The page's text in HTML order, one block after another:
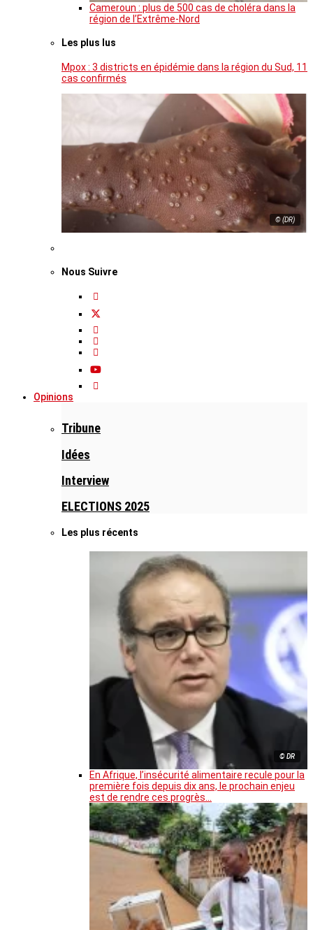
Cameroun : plus de 500 cas de choléra dans la
région de l’Extrême-Nord
Les plus lus
Mpox : 3 districts en épidémie dans la région du Sud, 11
cas confirmés
© (DR)
Nous Suivre
Opinions
Tribune
Idées
Interview
ELECTIONS 2025
Les plus récents
© DR
En Afrique, l’insécurité alimentaire recule pour la
première fois depuis dix ans, le prochain enjeu
est de rendre ces progrès…